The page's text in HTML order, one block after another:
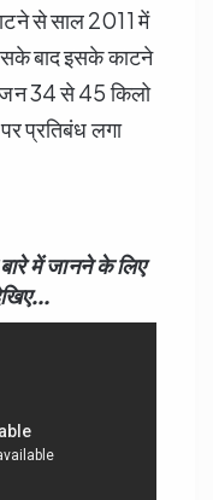
से साल 2011 में
बाद इसके काटने
34 से 45 किलो
प्रतिबंध लगा
में जानने के लिए